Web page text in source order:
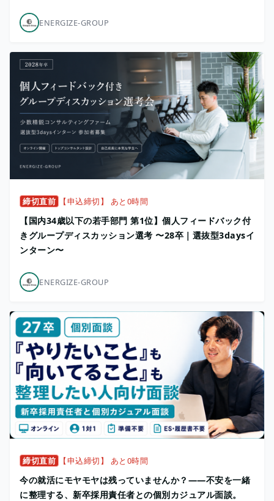
ENERGIZE-GROUP
締切直前 【申込締切】 あと0時間
【国内34歳以下の若手部門 第1位】個人フィードバック付
きグループディスカッション選考 〜28卒｜選抜型3daysイ
ンターン〜
ENERGIZE-GROUP
締切直前 【申込締切】 あと0時間
今の就活にモヤモヤは残っていませんか？——不安を一緒
に整理する、新卒採用責任者との個別カジュアル面談。